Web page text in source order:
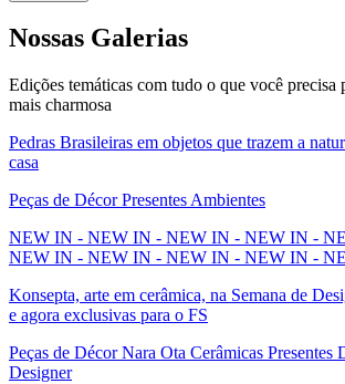
Nossas Galerias
Edições temáticas com tudo o que você precisa
mais charmosa
Pedras Brasileiras em objetos que trazem a
casa
Peças de Décor Presentes Ambientes
NEW IN - NEW IN - NEW IN - NEW IN -
NEW IN - NEW IN - NEW IN - NEW IN -
Konsepta, arte em cerâmica, na Semana de
e agora exclusivas para o FS
Peças de Décor Nara Ota Cerâmicas Presentes
Designer